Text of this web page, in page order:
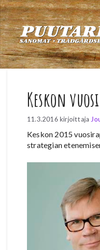
Siirry
sisältöön
Keskon
11.3.2016 kirjoittaja
Keskon 2015
strategian